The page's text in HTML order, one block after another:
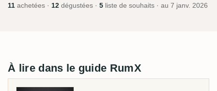
11 achetées · 12 dégustées · 5 liste de souhaits · au 7 janv. 2026
À lire dans le guide RumX